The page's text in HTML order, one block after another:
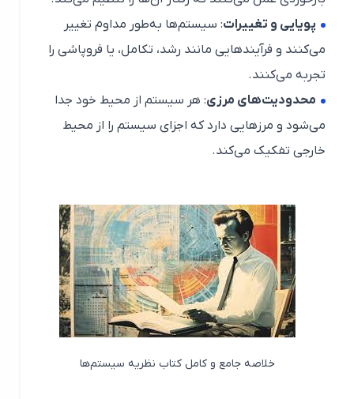
پویایی و تغییرات: سیستم‌ها به‌طور مداوم تغییر
می‌کنند و فرآیندهایی مانند رشد، تکامل، یا فروپاشی را
تجربه می‌کنند.
محدودیت‌های مرزی: هر سیستم از محیط خود جدا
می‌شود و مرزهایی دارد که اجزای سیستم را از محیط
خارجی تفکیک می‌کند.
خلاصه جامع و کامل کتاب نظریه سیستم‌ها